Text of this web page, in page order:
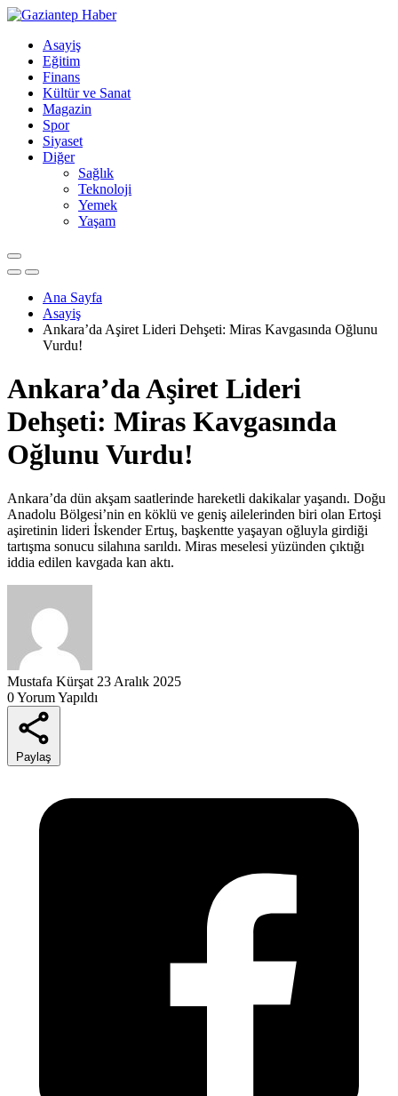
Asayiş
Eğitim
Finans
Kültür ve Sanat
Magazin
Spor
Siyaset
Diğer
Sağlık
Teknoloji
Yemek
Yaşam
Ana Sayfa
Asayiş
Ankara’da Aşiret Lideri Dehşeti: Miras Kavgasında Oğlunu
Vurdu!
Ankara’da Aşiret Lideri
Dehşeti: Miras Kavgasında
Oğlunu Vurdu!
Ankara’da dün akşam saatlerinde hareketli dakikalar yaşandı. Doğu
Anadolu Bölgesi’nin en köklü ve geniş ailelerinden biri olan Ertoşi
aşiretinin lideri İskender Ertuş, başkentte yaşayan oğluyla girdiği
tartışma sonucu silahına sarıldı. Miras meselesi yüzünden çıktığı
iddia edilen kavgada kan aktı.
Mustafa Kürşat 23 Aralık 2025
0 Yorum Yapıldı
Paylaş